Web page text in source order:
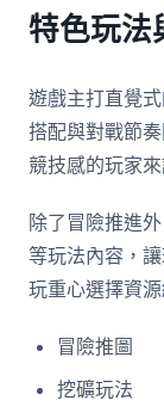
特色玩法
遊戲主打直覺
搭配與對戰節
競技感的玩家
除了冒險推進
等玩法內容，
玩重心選擇資
冒險推圖
挖礦玩法